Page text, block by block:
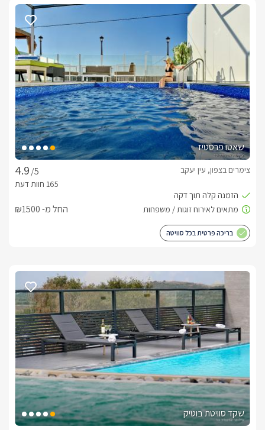
שאטו פרסטיז
/5
צימרים בצפון, עין יעקב
החל מ- ₪1500
בריכה פרטית בכל סוויטה
שקד סוויטת בוטיק